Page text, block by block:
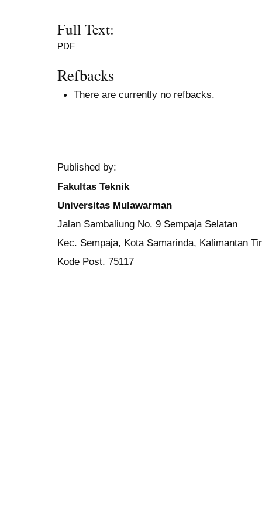
Full Text:
PDF
Refbacks
There are currently no refbacks.
Published by:
Fakultas Teknik
Universitas Mulawarman
Jalan Sambaliung No. 9 Sempaja Selatan
Kec. Sempaja, Kota Samarinda, Kalimantan
Kode Post. 75117